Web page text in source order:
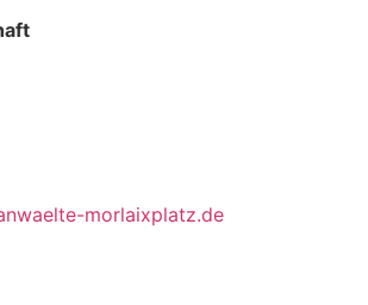
morlaixplatz.de